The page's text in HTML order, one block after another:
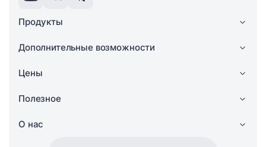
Продукты
Дополнительные возможности
Цены
Полезное
О нас